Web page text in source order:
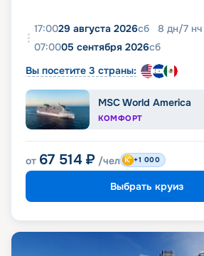
17:0029 августа 2026сб 8 дн/7 нч
07:0005 сентября 2026сб
Вы посетите 3 страны:
MSC World America
КОМФОРТ
от 67 514 ₽ /чел +1 000
Выбрать круиз